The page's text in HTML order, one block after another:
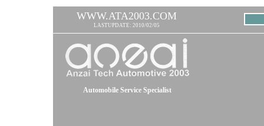
WWW.ATA2003.COM
LASTUPDATE: 2010/02/05
Automobile Service Specialist